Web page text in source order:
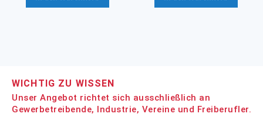
WICHTIG ZU WISSEN
Unser Angebot richtet sich ausschließlich an
Gewerbetreibende, Industrie, Vereine und Freiberufler.